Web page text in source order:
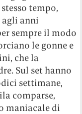
tempo,
anni
sempre il modo
le gonne e
che la
Sul set hanno
settimane,
comparse,
maniacale di